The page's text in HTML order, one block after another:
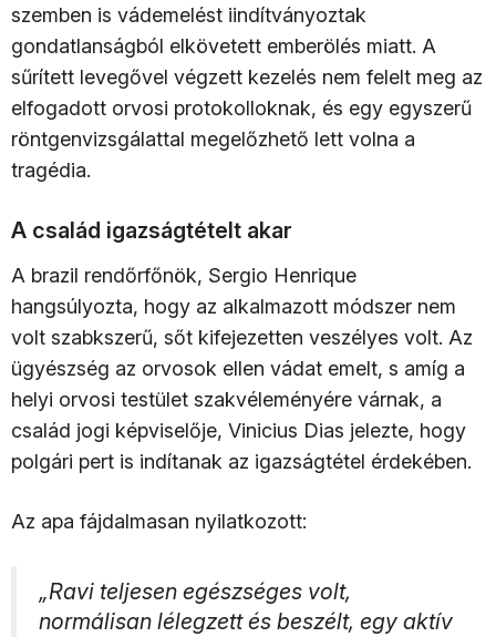
szemben is vádemelést iindítványoztak
gondatlanságból elkövetett emberölés miatt. A
sűrített levegővel végzett kezelés nem felelt meg az
elfogadott orvosi protokolloknak, és egy egyszerű
röntgenvizsgálattal megelőzhető lett volna a
tragédia.
A család igazságtételt akar
A brazil rendőrfőnök, Sergio Henrique
hangsúlyozta, hogy az alkalmazott módszer nem
volt szabkszerű, sőt kifejezetten veszélyes volt. Az
ügyészség az orvosok ellen vádat emelt, s amíg a
helyi orvosi testület szakvéleményére várnak, a
család jogi képviselője, Vinicius Dias jelezte, hogy
polgári pert is indítanak az igazságtétel érdekében.
Az apa fájdalmasan nyilatkozott:
„Ravi teljesen egészséges volt,
normálisan lélegzett és beszélt, egy aktív